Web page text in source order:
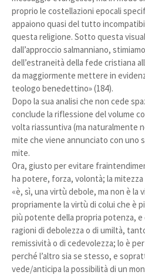
proprio le costellazioni epocali
appaiono quasi del tutto
questa religione. Sotto questa
dall’approccio salmanniano,
dell’estraneità della fede cristiana
da maggiormente mettere in
teologo benedettino» (184).
Dopo la sua analisi che non cede
conclude la riflessione del volume
volta riassuntiva (ma naturalmente
mite che viene annunciato con uno
mite.
Ora, giusto per evitare
ha potere, forza, volontà; la mitezza
«è, sì, una virtù debole, ma non è la
propriamente la virtù di colui che è
più potente della propria potenza,
ragioni di debolezza o di umiltà,
remissività o di cedevolezza; lo è
perché l’altro sia se stesso, e
vede/anticipa la possibilità di un